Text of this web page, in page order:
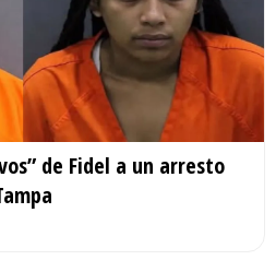
de Fidel a un arresto